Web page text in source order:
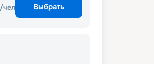
/чел Выбрать